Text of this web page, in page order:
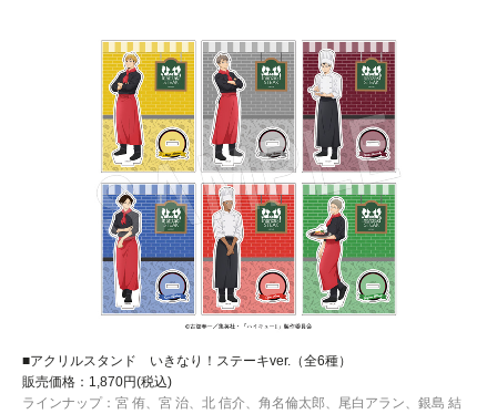
■アクリルスタンド いきなり！ステーキver.（全6種）
販売価格：1,870円(税込)
ラインナップ：宮 侑、宮 治、北 信介、角名倫太郎、尾白アラン、銀島 結